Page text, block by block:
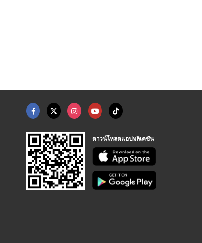
ดาวน์โหลดแอปพลิเคชัน